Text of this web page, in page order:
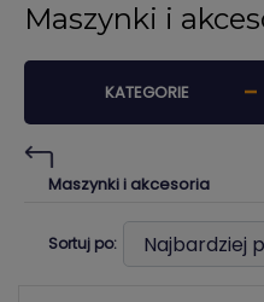
Maszynki i
Maszynki i akcesoria
KATEGORIE
Sortuj po: